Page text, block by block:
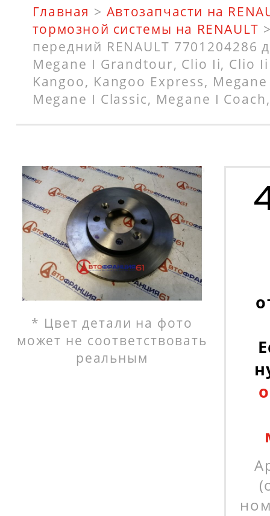
Главная > Автозапчасти на
тормозной системы на RENAULT
передний RENAULT 7701204286
Megane I Grandtour, Clio Ii, Clio
Kangoo, Kangoo Express,
Megane I Classic, Megane I
* Цвет детали на фото
может не соответствовать
реальным